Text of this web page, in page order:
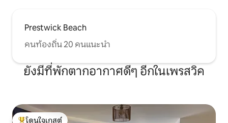
Prestwick Beach
คนท้องถิ่น 20 คนแนะนำ
ยังมีที่พักตากอากาศดีๆ อีกในเพรสวิค
โดนใจเกสต์